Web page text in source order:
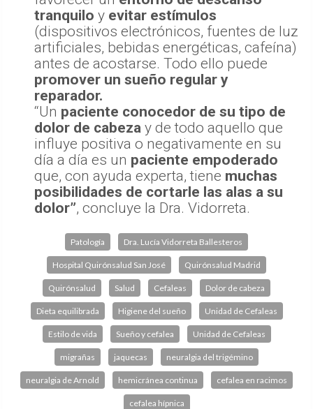
tranquilo y evitar estímulos
(dispositivos electrónicos, fuentes de luz
artificiales, bebidas energéticas, cafeína)
antes de acostarse. Todo ello puede
promover un sueño regular y
reparador.
“Un paciente conocedor de su tipo de
dolor de cabeza y de todo aquello que
influye positiva o negativamente en su
día a día es un paciente empoderado
que, con ayuda experta, tiene muchas
posibilidades de cortarle las alas a su
dolor”, concluye la Dra. Vidorreta.
Patología Dra. Lucía Vidorreta Ballesteros
Hospital Quirónsalud San José Quirónsalud Madrid
Quirónsalud Salud Cefaleas Dolor de cabeza
Dieta equilibrada Higiene del sueño Unidad de Cefaleas
Estilo de vida Sueño y cefalea Unidad de Cefaleas
migrañas jaquecas neuralgia del trigémino
neuralgia de Arnold hemicránea continua cefalea en racimos
cefalea hípnica